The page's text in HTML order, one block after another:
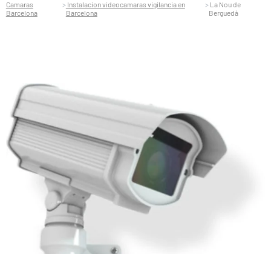
Camaras
Barcelona
Instalacion videocamaras vigilancia en
Barcelona
La Nou de
Berguedà